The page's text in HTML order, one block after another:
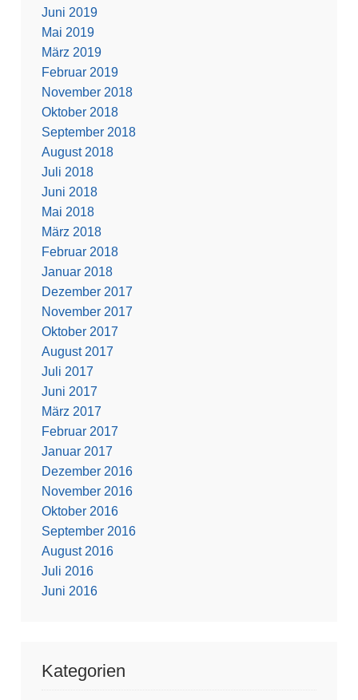
Juni 2019
Mai 2019
März 2019
Februar 2019
November 2018
Oktober 2018
September 2018
August 2018
Juli 2018
Juni 2018
Mai 2018
März 2018
Februar 2018
Januar 2018
Dezember 2017
November 2017
Oktober 2017
August 2017
Juli 2017
Juni 2017
März 2017
Februar 2017
Januar 2017
Dezember 2016
November 2016
Oktober 2016
September 2016
August 2016
Juli 2016
Juni 2016
Kategorien